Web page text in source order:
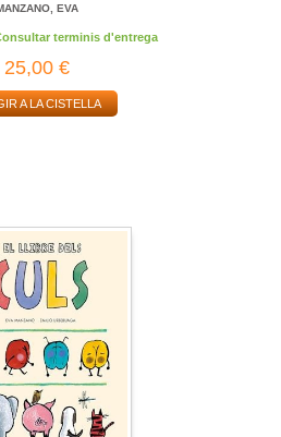
EVA
terminis d'entrega
25,00 €
A LA CISTELLA